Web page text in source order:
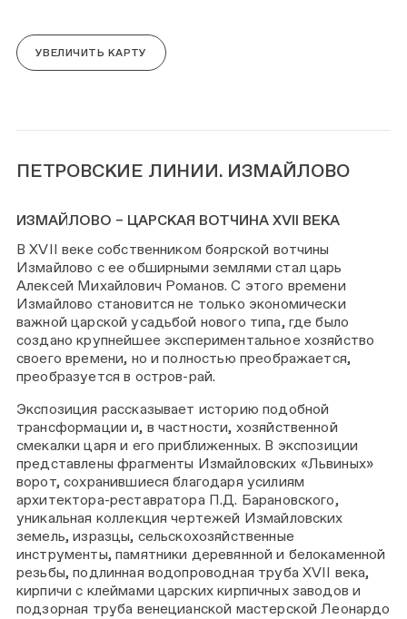
УВЕЛИЧИТЬ КАРТУ
ПЕТРОВСКИЕ ЛИНИИ. ИЗМАЙЛОВО
ИЗМАЙЛОВО – ЦАРСКАЯ ВОТЧИНА XVII ВЕКА
В XVII веке собственником боярской вотчины
Измайлово с ее обширными землями стал царь
Алексей Михайлович Романов. С этого времени
Измайлово становится не только экономически
важной царской усадьбой нового типа, где было
создано крупнейшее экспериментальное хозяйство
своего времени, но и полностью преображается,
преобразуется в остров-рай.
Экспозиция рассказывает историю подобной
трансформации и, в частности, хозяйственной
смекалки царя и его приближенных. В экспозиции
представлены фрагменты Измайловских «Львиных»
ворот, сохранившиеся благодаря усилиям
архитектора-реставратора П.Д. Барановского,
уникальная коллекция чертежей Измайловских
земель, изразцы, сельскохозяйственные
инструменты, памятники деревянной и белокаменной
резьбы, подлинная водопроводная труба XVII века,
кирпичи с клеймами царских кирпичных заводов и
подзорная труба венецианской мастерской Леонардо